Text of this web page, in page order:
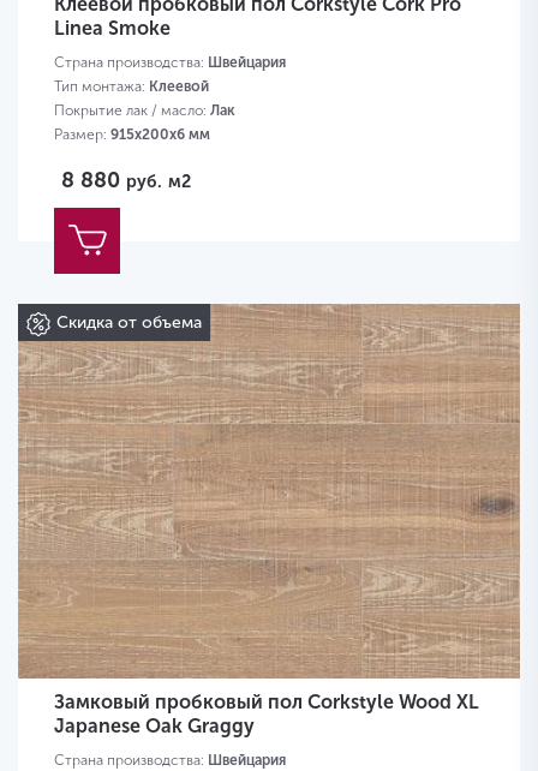
Linea Smoke
Страна производства: Швейцария
Тип монтажа: Клеевой
Покрытие лак / масло: Лак
Размер: 915х200х6 мм
8 880 руб. м2
Скидка от объема
Замковый пробковый пол Corkstyle Wood XL
Japanese Oak Graggy
Страна производства: Швейцария